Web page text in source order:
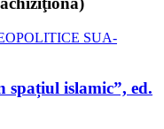
spațiul islamic”, ed.